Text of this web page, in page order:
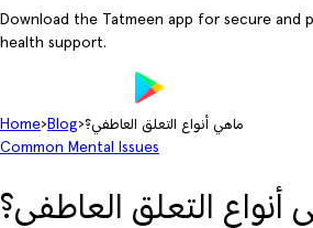
Download the Tatmeen app for secure and
health support.
Home› Blog›ماهي أنواع التعلق العاطفي؟
Common Mental Issues
أنواع التعلق العاطفي؟